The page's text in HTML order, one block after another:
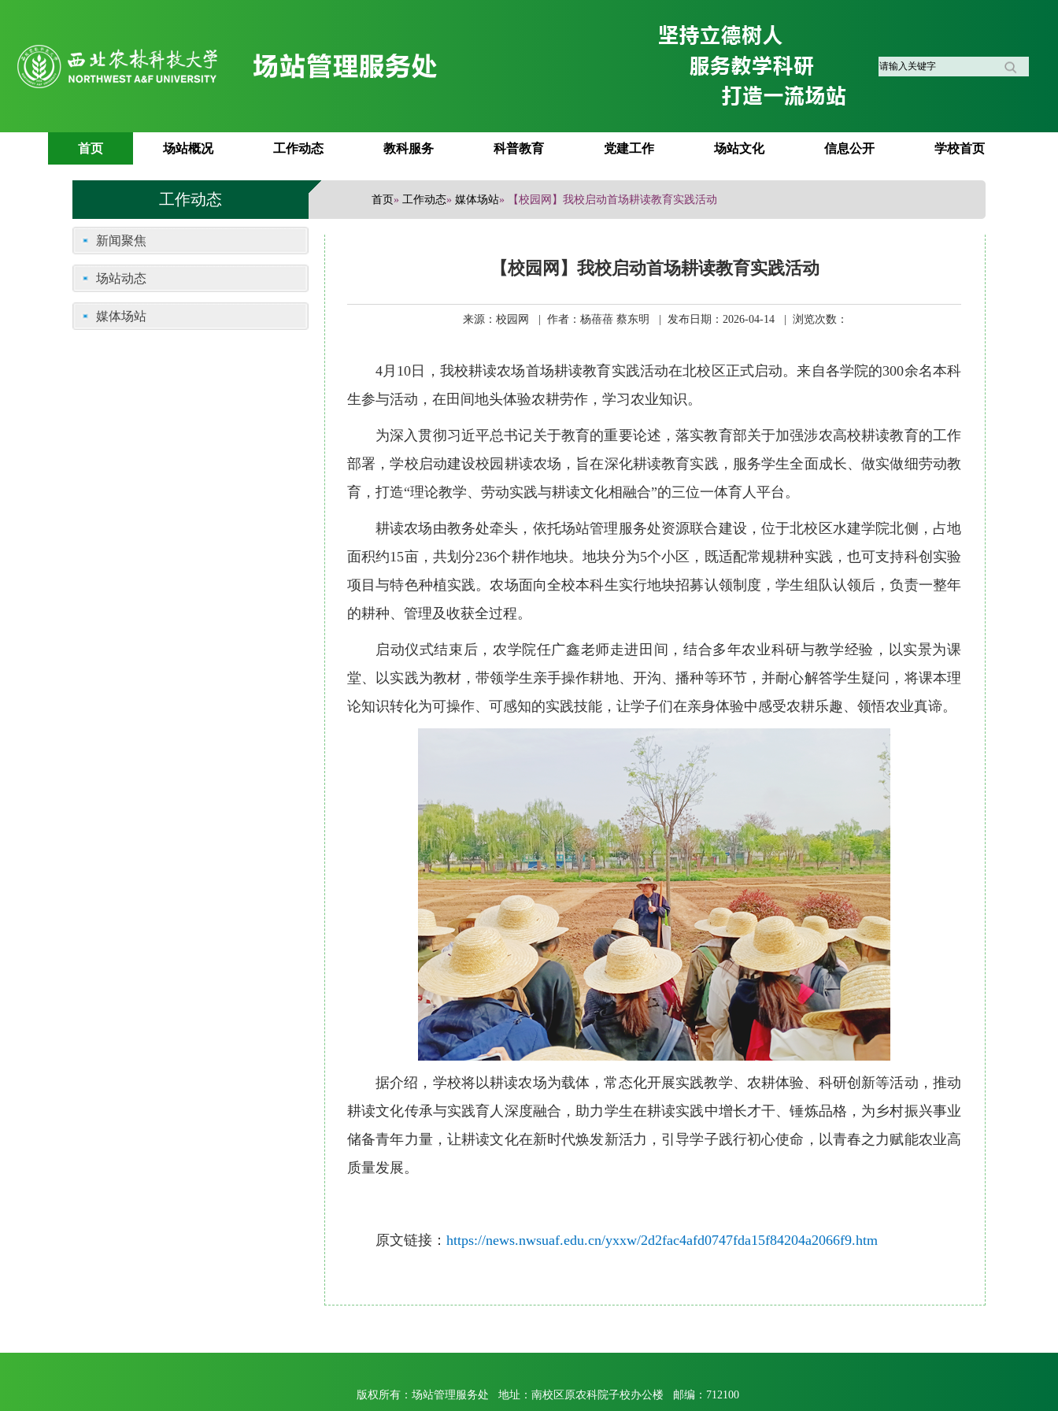
首页 场站概况 工作动态 教科服务 科普教育 党建工作 场站文化 信息公开 学校首页
工作动态 首页» 工作动态» 媒体场站» 【校园网】我校启动首场耕读教育实践活动
新闻聚焦
场站动态
媒体场站
【校园网】我校启动首场耕读教育实践活动
来源：校园网 | 作者：杨蓓蓓 蔡东明 | 发布日期：2026-04-14 | 浏览次数：
4月10日，我校耕读农场首场耕读教育实践活动在北校区正式启动。来自各学院的300余名本科
生参与活动，在田间地头体验农耕劳作，学习农业知识。
为深入贯彻习近平总书记关于教育的重要论述，落实教育部关于加强涉农高校耕读教育的工作
部署，学校启动建设校园耕读农场，旨在深化耕读教育实践，服务学生全面成长、做实做细劳动教
育，打造“理论教学、劳动实践与耕读文化相融合”的三位一体育人平台。
耕读农场由教务处牵头，依托场站管理服务处资源联合建设，位于北校区水建学院北侧，占地
面积约15亩，共划分236个耕作地块。地块分为5个小区，既适配常规耕种实践，也可支持科创实验
项目与特色种植实践。农场面向全校本科生实行地块招募认领制度，学生组队认领后，负责一整年
的耕种、管理及收获全过程。
启动仪式结束后，农学院任广鑫老师走进田间，结合多年农业科研与教学经验，以实景为课
堂、以实践为教材，带领学生亲手操作耕地、开沟、播种等环节，并耐心解答学生疑问，将课本理
论知识转化为可操作、可感知的实践技能，让学子们在亲身体验中感受农耕乐趣、领悟农业真谛。
据介绍，学校将以耕读农场为载体，常态化开展实践教学、农耕体验、科研创新等活动，推动
耕读文化传承与实践育人深度融合，助力学生在耕读实践中增长才干、锤炼品格，为乡村振兴事业
储备青年力量，让耕读文化在新时代焕发新活力，引导学子践行初心使命，以青春之力赋能农业高
质量发展。
原文链接： https://news.nwsuaf.edu.cn/yxxw/2d2fac4afd0747fda15f84204a2066f9.htm
版权所有：场站管理服务处 地址：南校区原农科院子校办公楼 邮编：712100